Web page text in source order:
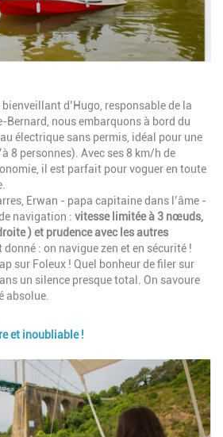
d’Hugo, responsable de la
Bernard, nous embarquons à bord du
électrique sans permis, idéal pour une
8 personnes). Avec ses 8 km/h de
il est parfait pour voguer en toute
Erwan - papa capitaine dans l’âme -
navigation : vitesse limitée à 3 nœuds,
) et prudence avec les autres
donné : on navigue zen et en sécurité !
sur Foleux ! Quel bonheur de filer sur
un silence presque total. On savoure
absolue.
et inoubliable !